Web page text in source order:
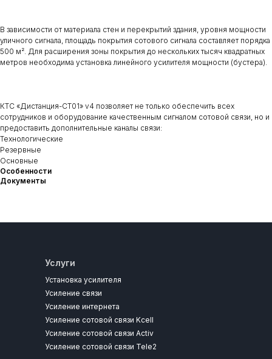
В зависимости от материала стен и перекрытий здания, уровня мощности
уличного сигнала, площадь покрытия сотового сигнала составляет порядка
500 м². Для расширения зоны покрытия до нескольких тысяч квадратных
метров необходима установка линейного усилителя мощности (бустера).
КТС «Дистанция-СТ01» v4 позволяет не только обеспечить всех
сотрудников и оборудование качественным сигналом сотовой связи, но и
предоставить дополнительные каналы связи:
Технологические
Резервные
Основные
Особенности
Документы
Услуги
Установка усилителя
Усиление связи
Усиление интернета
Усиление сотовой связи Kcell
Усиление сотовой связи Activ
Усиление сотовой связи Tele2